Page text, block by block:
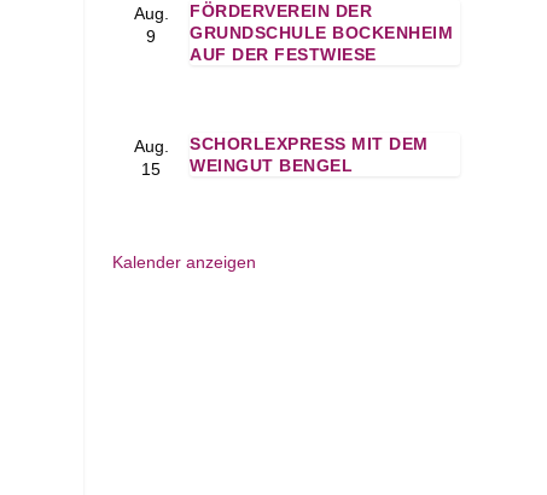
Aug.
9
FÖRDERVEREIN DER
GRUNDSCHULE BOCKENHEIM
AUF DER FESTWIESE
Aug.
15
SCHORLEXPRESS MIT DEM
WEINGUT BENGEL
Kalender anzeigen